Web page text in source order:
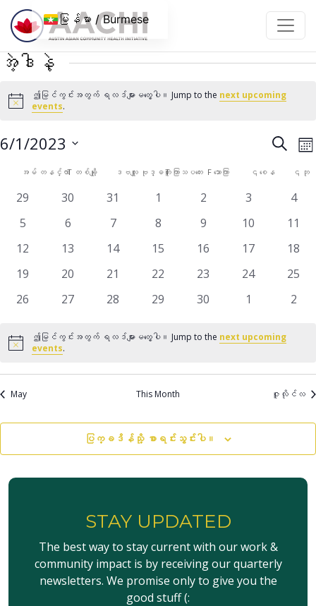
အကြောင်းအရာသို့ ကျော်သွားပါ။
အဲ့ဒါနဲ့
Notice
ဤမြင်ကွင်းအတွက် ရလဒ်များမတွေ့ပါ။ Jump to the next upcoming
events.
အဲ့
ဒါနဲ့
နှင့်
ကြ
မှု
ရှာ
လ
6/1/2023
ပါ။
ဒါနဲ့
ပြက္ခဒိန်
အမ် တနင်္လာT တစ်ချို့ ဒဗလျူ ဗုဒ္ဓဟူး
T ကြာသပတေး Fသောကြာ ၎စေန ၎ ဘု
0
29
0
30
0
31
01
0
2
0
3
0
4
0
5
0
6
0
7
0
8
0
9
010
011
012
013
014
015
016
017
018
019
0
20
0
21
0
22
0
23
0
24
0
25
0
26
0
27
0
28
0
29
0
30
01
0
2
Notice
ဤမြင်ကွင်းအတွက် ရလဒ်များမတွေ့ပါ။ Jump to the next upcoming
events.
May This Month ဇူလိုင်လ
ပြက္ခဒိန်သို့ စာရင်းသွင်းပါ။
STAY UPDATED
The best way to stay current with our work &
community impact is by receiving our quarterly
newsletters. We promise only to give you the
good stuff (:
မြန်မာ / Burmese